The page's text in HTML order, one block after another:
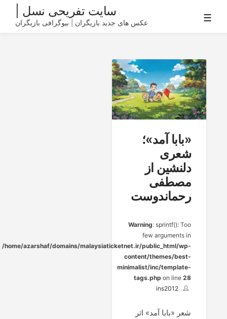
سایت تفریحی نسل |
عکس های جدید بازیگران | بیوگرافی بازیگران ☰
«بابا آمد»؛
شعری
دلنشین از
مصطفی
رحماندوست
Warning: sprintf(): Too
few arguments in
/home/azarshaf/domains/malaysiaticketnet.ir/public_html/wp-
content/themes/best-
minimalist/inc/template-
tags.php on line28
ins2012
شعر «بابا آمد» اثر